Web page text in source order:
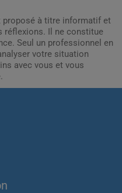
proposé à titre informatif et
réflexions. Il ne constitue
Seul un professionnel en
votre situation
avec vous et vous